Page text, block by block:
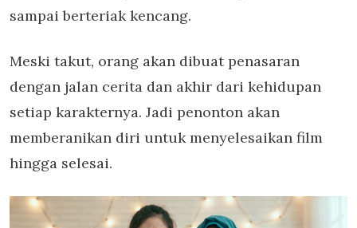
sampai berteriak kencang.
Meski takut, orang akan dibuat penasaran
dengan jalan cerita dan akhir dari kehidupan
setiap karakternya. Jadi penonton akan
memberanikan diri untuk menyelesaikan film
hingga selesai.